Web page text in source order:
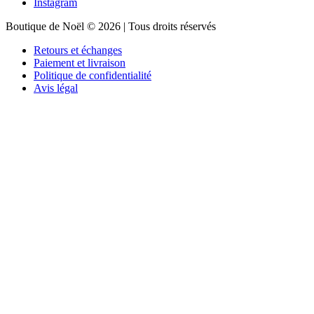
Instagram
Boutique de Noël © 2026 | Tous droits réservés
Retours et échanges
Paiement et livraison
Politique de confidentialité
Avis légal